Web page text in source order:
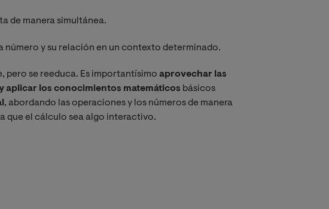
de manera simultánea.
número y su relación en un contexto determinado.
pero se reeduca. Es importantísimo aprovechar las
aplicar los conocimientos matemáticos básicos
, abordando las operaciones y los números de manera
que el cálculo sea algo interactivo.